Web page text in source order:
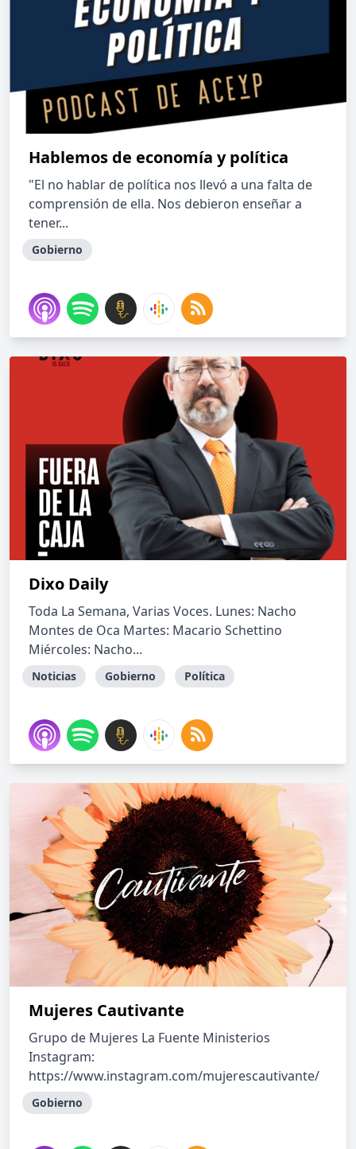
Hablemos de economía y política
"El no hablar de política nos llevó a una falta de
comprensión de ella. Nos debieron enseñar a
tener...
Gobierno
Dixo Daily
Toda La Semana, Varias Voces. Lunes: Nacho
Montes de Oca Martes: Macario Schettino
Miércoles: Nacho...
Noticias Gobierno Política
Mujeres Cautivante
Grupo de Mujeres La Fuente Ministerios
Instagram:
https://www.instagram.com/mujerescautivante/
Gobierno